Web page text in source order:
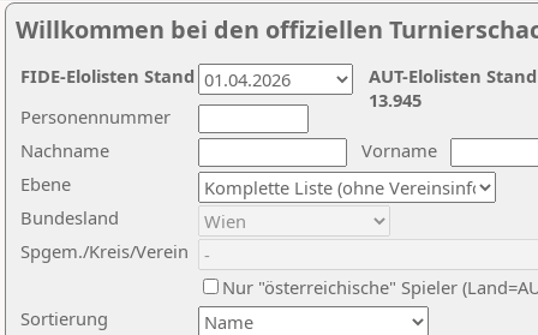
Willkommen bei den offiziellen
Nachname
Vorname
Ebene
Sortierung
Personennummer
Bundesland
Spgem./Kreis/Verein
Nur "österreichische" Spieler
AUT-Elolisten
13.945
FIDE-Elolisten Stand